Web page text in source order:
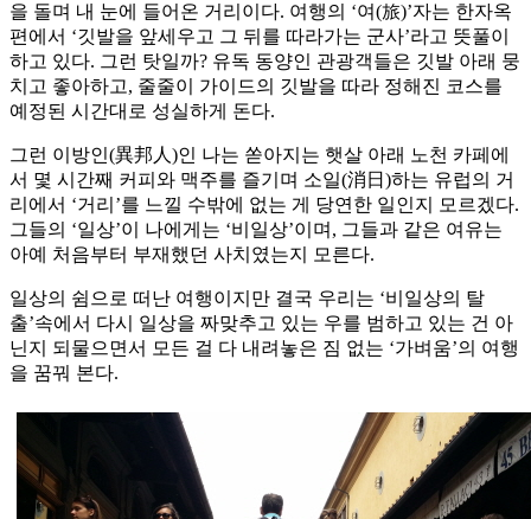
을 돌며 내 눈에 들어온 거리이다. 여행의 ‘여(旅)’자는 한자옥
편에서 ‘깃발을 앞세우고 그 뒤를 따라가는 군사’라고 뜻풀이
하고 있다. 그런 탓일까? 유독 동양인 관광객들은 깃발 아래 뭉
치고 좋아하고, 줄줄이 가이드의 깃발을 따라 정해진 코스를
예정된 시간대로 성실하게 돈다.
그런 이방인(異邦人)인 나는 쏟아지는 햇살 아래 노천 카페에
서 몇 시간째 커피와 맥주를 즐기며 소일(消日)하는 유럽의 거
리에서 ‘거리’를 느낄 수밖에 없는 게 당연한 일인지 모르겠다.
그들의 ‘일상’이 나에게는 ‘비일상’이며, 그들과 같은 여유는
아예 처음부터 부재했던 사치였는지 모른다.
일상의 쉼으로 떠난 여행이지만 결국 우리는 ‘비일상의 탈
출’속에서 다시 일상을 짜맞추고 있는 우를 범하고 있는 건 아
닌지 되물으면서 모든 걸 다 내려놓은 짐 없는 ‘가벼움’의 여행
을 꿈꿔 본다.